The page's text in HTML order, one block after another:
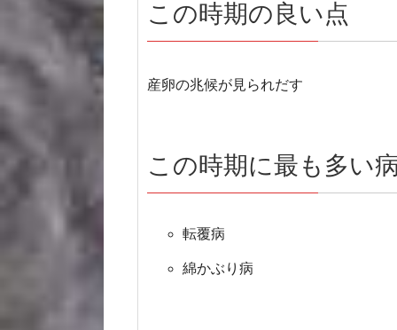
この時期の良い点
産卵の兆候が見られだす
この時期に最も多い
転覆病
綿かぶり病